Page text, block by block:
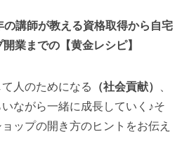
の講師が教える資格取得から自宅
業までの【黄金レシピ】
人のためになる （社会貢献）
ながら一緒に成長していく♪そ
ップの開き方のヒントをお伝え